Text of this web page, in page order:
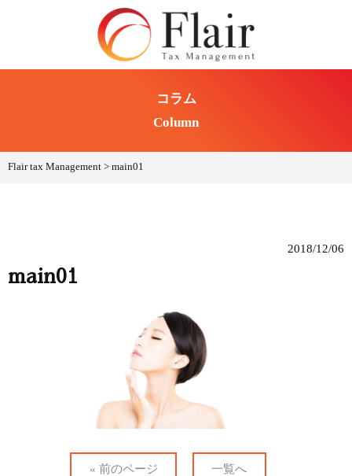
コラム
Column
Flair tax Management > main01
2018/12/06
main01
« 前のページ 一覧へ